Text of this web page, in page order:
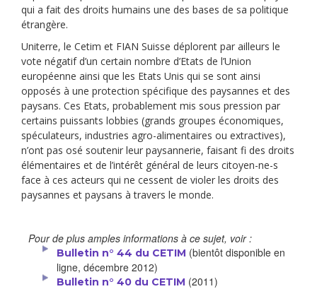
qui a fait des droits humains une des bases de sa politique
étrangère.
Uniterre, le Cetim et FIAN Suisse déplorent par ailleurs le
vote négatif d’un certain nombre d’Etats de l’Union
européenne ainsi que les Etats Unis qui se sont ainsi
opposés à une protection spécifique des paysannes et des
paysans. Ces Etats, probablement mis sous pression par
certains puissants lobbies (grands groupes économiques,
spéculateurs, industries agro-alimentaires ou extractives),
n’ont pas osé soutenir leur paysannerie, faisant fi des droits
élémentaires et de l’intérêt général de leurs citoyen-ne-s
face à ces acteurs qui ne cessent de violer les droits des
paysannes et paysans à travers le monde.
Pour de plus amples informations à ce sujet, voir :
Bulletin n° 44 du CETIM (bientôt disponible en
ligne, décembre 2012)
Bulletin n° 40 du CETIM (2011)